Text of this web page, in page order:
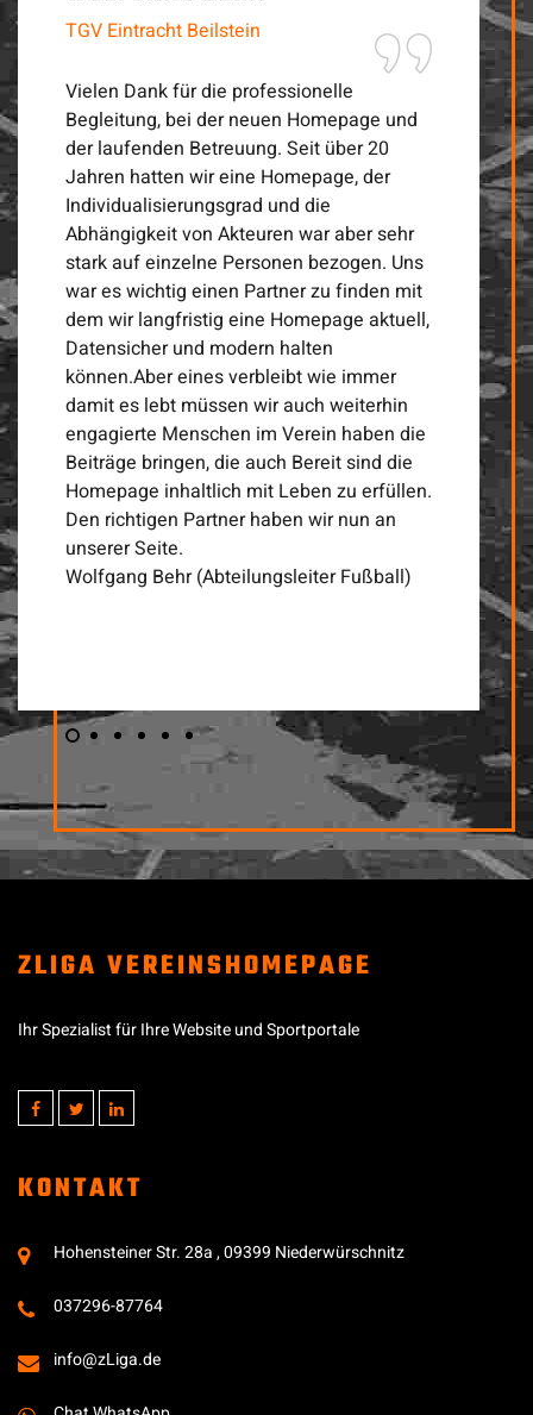
TGV Eintracht Beilstein
Vielen Dank für die professionelle
Begleitung, bei der neuen Homepage und
der laufenden Betreuung. Seit über 20
Jahren hatten wir eine Homepage, der
Individualisierungsgrad und die
Abhängigkeit von Akteuren war aber sehr
stark auf einzelne Personen bezogen. Uns
war es wichtig einen Partner zu finden mit
dem wir langfristig eine Homepage aktuell,
Datensicher und modern halten
können.Aber eines verbleibt wie immer
damit es lebt müssen wir auch weiterhin
engagierte Menschen im Verein haben die
Beiträge bringen, die auch Bereit sind die
Homepage inhaltlich mit Leben zu erfüllen.
Den richtigen Partner haben wir nun an
unserer Seite.
Wolfgang Behr (Abteilungsleiter Fußball)
ZLIGA VEREINSHOMEPAGE
Ihr Spezialist für Ihre Website und Sportportale
KONTAKT
Hohensteiner Str. 28a , 09399 Niederwürschnitz
037296-87764
info@zLiga.de